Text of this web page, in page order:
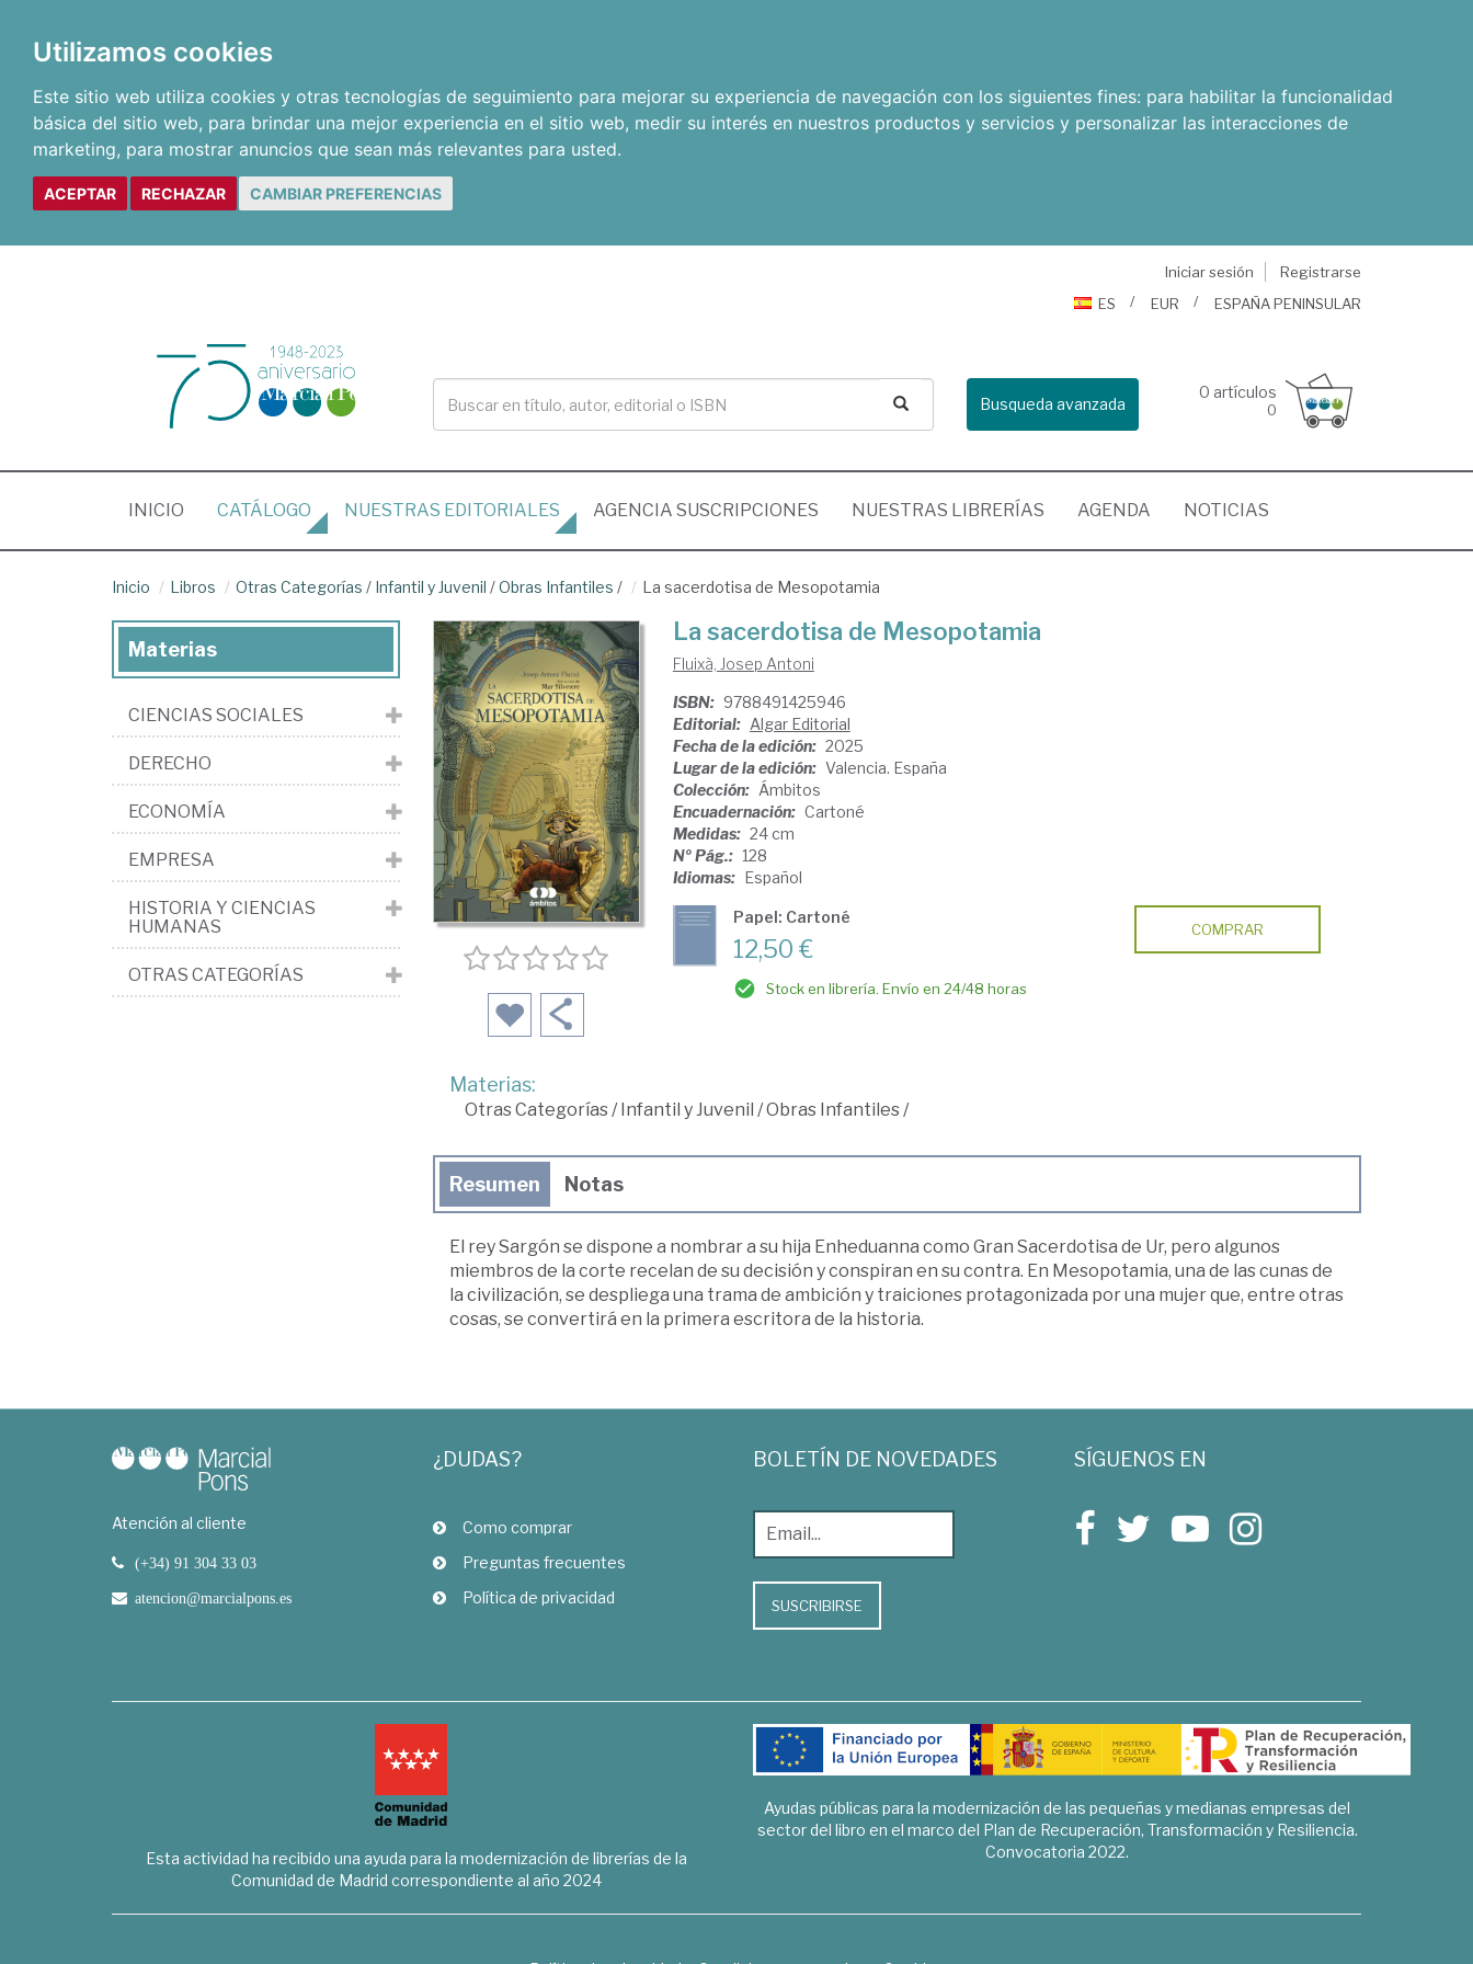
Utilizamos cookies
Este sitio web utiliza cookies y otras tecnologías de seguimiento para mejorar su experiencia de navegación con los siguientes fines: para habilitar la funcionalidad
básica del sitio web, para brindar una mejor experiencia en el sitio web, medir su interés en nuestros productos y servicios y personalizar las interacciones de
marketing, para mostrar anuncios que sean más relevantes para usted.
ACEPTAR RECHAZAR CAMBIAR PREFERENCIAS
Iniciar sesión
Registrarse
ES
EUR ESPAÑA PENINSULAR
Busqueda avanzada
0 artículos
0
INICIO (CURRENT)
CATÁLOGO NUESTRAS EDITORIALES AGENCIA SUSCRIPCIONES NUESTRAS LIBRERÍAS AGENDA NOTICIAS
Inicio Libros Otras Categorías / Infantil y Juvenil /Obras Infantiles / La sacerdotisa de Mesopotamia
La sacerdotisa de Mesopotamia
Fluixà, Josep Antoni
ISBN: 9788491425946
Editorial: Algar Editorial
Fecha de la edición: 2025
Lugar de la edición: Valencia. España
Colección: Ámbitos
Encuadernación: Cartoné
Medidas: 24 cm
Nº Pág.: 128
Idiomas: Español
Papel: Cartoné
12,50 €
Stock en librería. Envío en 24/48 horas
COMPRAR
Materias:
Otras Categorías/Infantil y Juvenil /Obras Infantiles /
Resumen Notas
El rey Sargón se dispone a nombrar a su hija Enheduanna como Gran Sacerdotisa de Ur, pero algunos
miembros de la corte recelan de su decisión y conspiran en su contra. En Mesopotamia, una de las cunas de
la civilización, se despliega una trama de ambición y traiciones protagonizada por una mujer que, entre otras
cosas, se convertirá en la primera escritora de la historia.
Materias
CIENCIAS SOCIALES
DERECHO
ECONOMÍA
EMPRESA
HISTORIA Y CIENCIAS
HUMANAS
OTRAS CATEGORÍAS
Atención al cliente
(+34) 91 304 33 03
atencion@marcialpons.es
¿DUDAS?
Como comprar
Preguntas frecuentes
Política de privacidad
BOLETÍN DE NOVEDADES
SUSCRIBIRSE
SÍGUENOS EN
Esta actividad ha recibido una ayuda para la modernización de librerías de la
Comunidad de Madrid correspondiente al año 2024
Ayudas públicas para la modernización de las pequeñas y medianas empresas del
sector del libro en el marco del Plan de Recuperación, Transformación y Resiliencia.
Convocatoria 2022.